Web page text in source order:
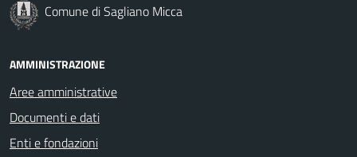
Comune di Sagliano Micca
AMMINISTRAZIONE
Aree amministrative
Documenti e dati
Enti e fondazioni